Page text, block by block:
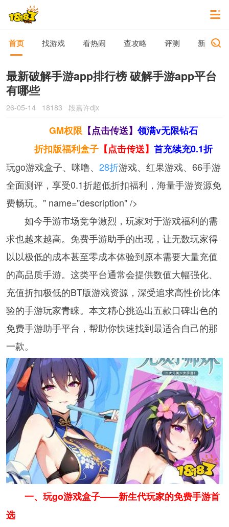
首页 找游戏 看热闹 查攻略 评测 新游动态
最新破解手游app排行榜 破解手游app平台
有哪些
26-05-14 18183 段嘉许djx
GM权限【点击传送】领满v无限钻石
折扣版福利盒子 【点击传送】首充续充0.1折
玩go游戏盒子、咪噜、 28折游戏、红果游戏、66手游
全面测评，享受0.1折超低折扣福利，海量手游资源免
费畅玩。" name="description" />
如今手游市场竞争激烈，玩家对于游戏福利的需
求也越来越高。免费手游助手的出现，让无数玩家得
以以极低的成本甚至零成本体验到原本需要大量充值
的高品质手游。这类平台通常会提供数值大幅强化、
充值折扣极低的BT版游戏资源，深受追求高性价比体
验的手游玩家青睐。本文精心挑选出五款口碑出色的
免费手游助手平台，帮助你快速找到最适合自己的那
一款。
一、玩go游戏盒子——新生代玩家的免费手游首
选